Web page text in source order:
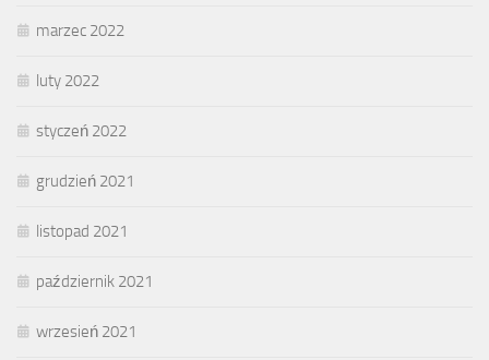
marzec 2022
luty 2022
styczeń 2022
grudzień 2021
listopad 2021
październik 2021
wrzesień 2021